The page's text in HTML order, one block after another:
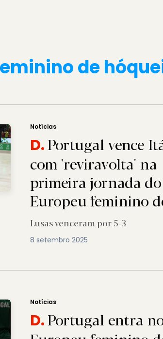
de
Notícias
D.Portugal vence
com 'reviravolta' na
primeira jornada do
Europeu feminino
hóquei em patins
Lusas venceram por 5-3
8 setembro 2025
Notícias
D.Portugal entra